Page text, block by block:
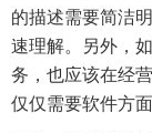
的描述需要简洁
速理解。另外，
务，也应该在经
仅仅需要软件方